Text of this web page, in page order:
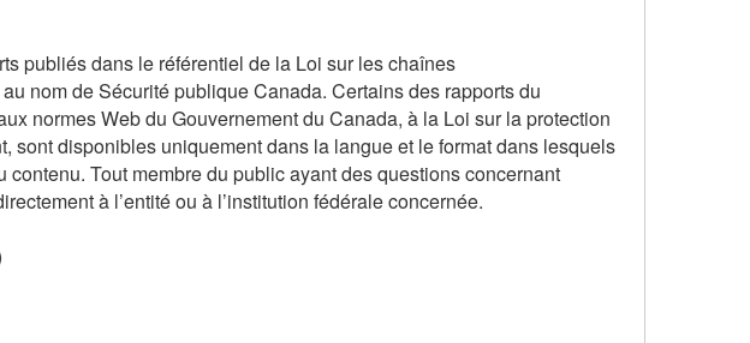
publiés dans le référentiel de la Loi sur les chaînes
nom de Sécurité publique Canada. Certains des rapports du
normes Web du Gouvernement du Canada, à la Loi sur la protection
disponibles uniquement dans la langue et le format dans lesquels
Tout membre du public ayant des questions concernant
à l’entité ou à l’institution fédérale concernée.